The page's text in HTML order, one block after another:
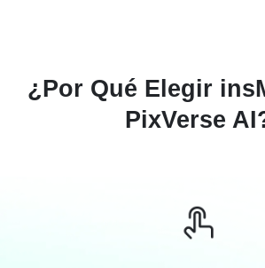
¿Por Qué Elegir
PixVerse